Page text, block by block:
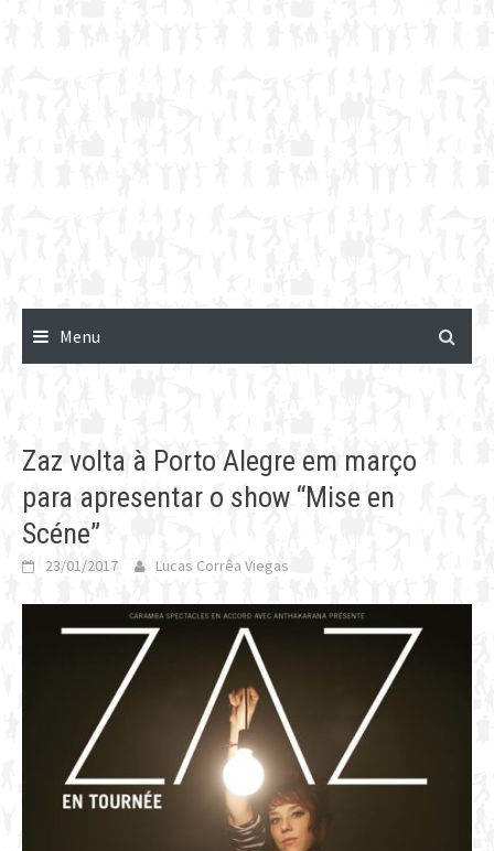
Menu
Zaz volta à Porto Alegre em março
para apresentar o show “Mise en
Scéne”
23/01/2017 Lucas Corrêa Viegas